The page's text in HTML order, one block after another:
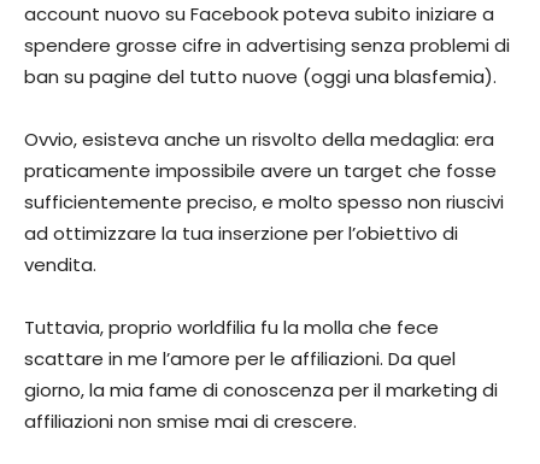
account nuovo su Facebook poteva subito iniziare a
spendere grosse cifre in advertising senza problemi di
ban su pagine del tutto nuove (oggi una blasfemia).
Ovvio, esisteva anche un risvolto della medaglia: era
praticamente impossibile avere un target che fosse
sufficientemente preciso, e molto spesso non riuscivi
ad ottimizzare la tua inserzione per l’obiettivo di
vendita.
Tuttavia, proprio worldfilia fu la molla che fece
scattare in me l’amore per le affiliazioni. Da quel
giorno, la mia fame di conoscenza per il marketing di
affiliazioni non smise mai di crescere.